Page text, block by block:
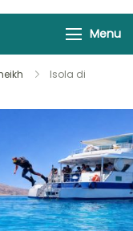
Menu
Isola di